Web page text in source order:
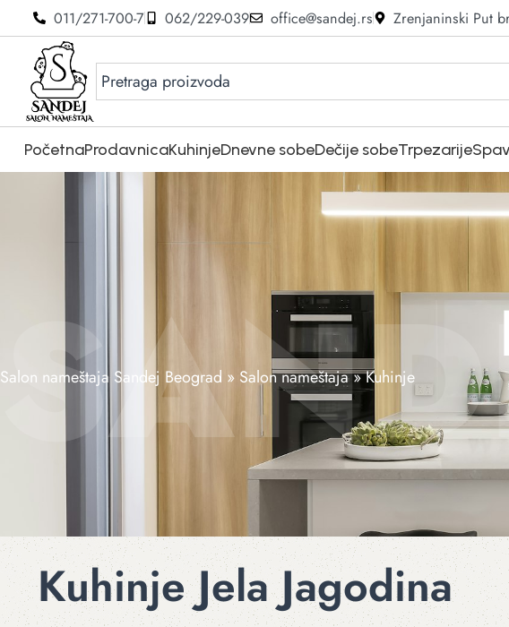
011/271-700-7 062/229-039 office@sandej.rs Zrenjaninski Put
PočetnaProdavnicaKuhinjeDnevne sobeDečije sobeTrpezarije
Salon nameštaja Sandej Beograd » Salon nameštaja»Kuhinje
Kuhinje Jela Jagodina